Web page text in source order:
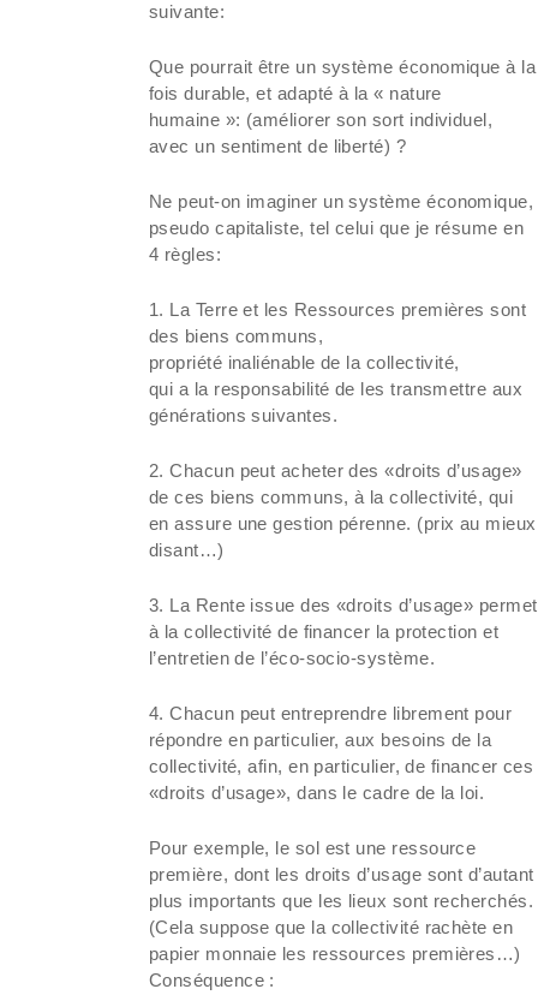
suivante:
Que pourrait être un système économique à la
fois durable, et adapté à la « nature
humaine »: (améliorer son sort individuel,
avec un sentiment de liberté) ?
Ne peut-on imaginer un système économique,
pseudo capitaliste, tel celui que je résume en
4 règles:
1. La Terre et les Ressources premières sont
des biens communs,
propriété inaliénable de la collectivité,
qui a la responsabilité de les transmettre aux
générations suivantes.
2. Chacun peut acheter des «droits d’usage»
de ces biens communs, à la collectivité, qui
en assure une gestion pérenne. (prix au mieux
disant…)
3. La Rente issue des «droits d’usage» permet
à la collectivité de financer la protection et
l’entretien de l’éco-socio-système.
4. Chacun peut entreprendre librement pour
répondre en particulier, aux besoins de la
collectivité, afin, en particulier, de financer ces
«droits d’usage», dans le cadre de la loi.
Pour exemple, le sol est une ressource
première, dont les droits d’usage sont d’autant
plus importants que les lieux sont recherchés.
(Cela suppose que la collectivité rachète en
papier monnaie les ressources premières…)
Conséquence :